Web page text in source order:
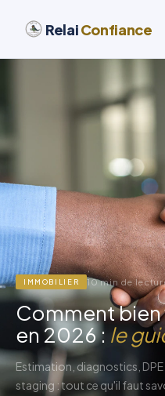
RelaiConfiance
IMMOBILIER 10 min de
Comment bien
en 2026 : le
Estimation, diagnostics,
staging : tout ce qu'il faut